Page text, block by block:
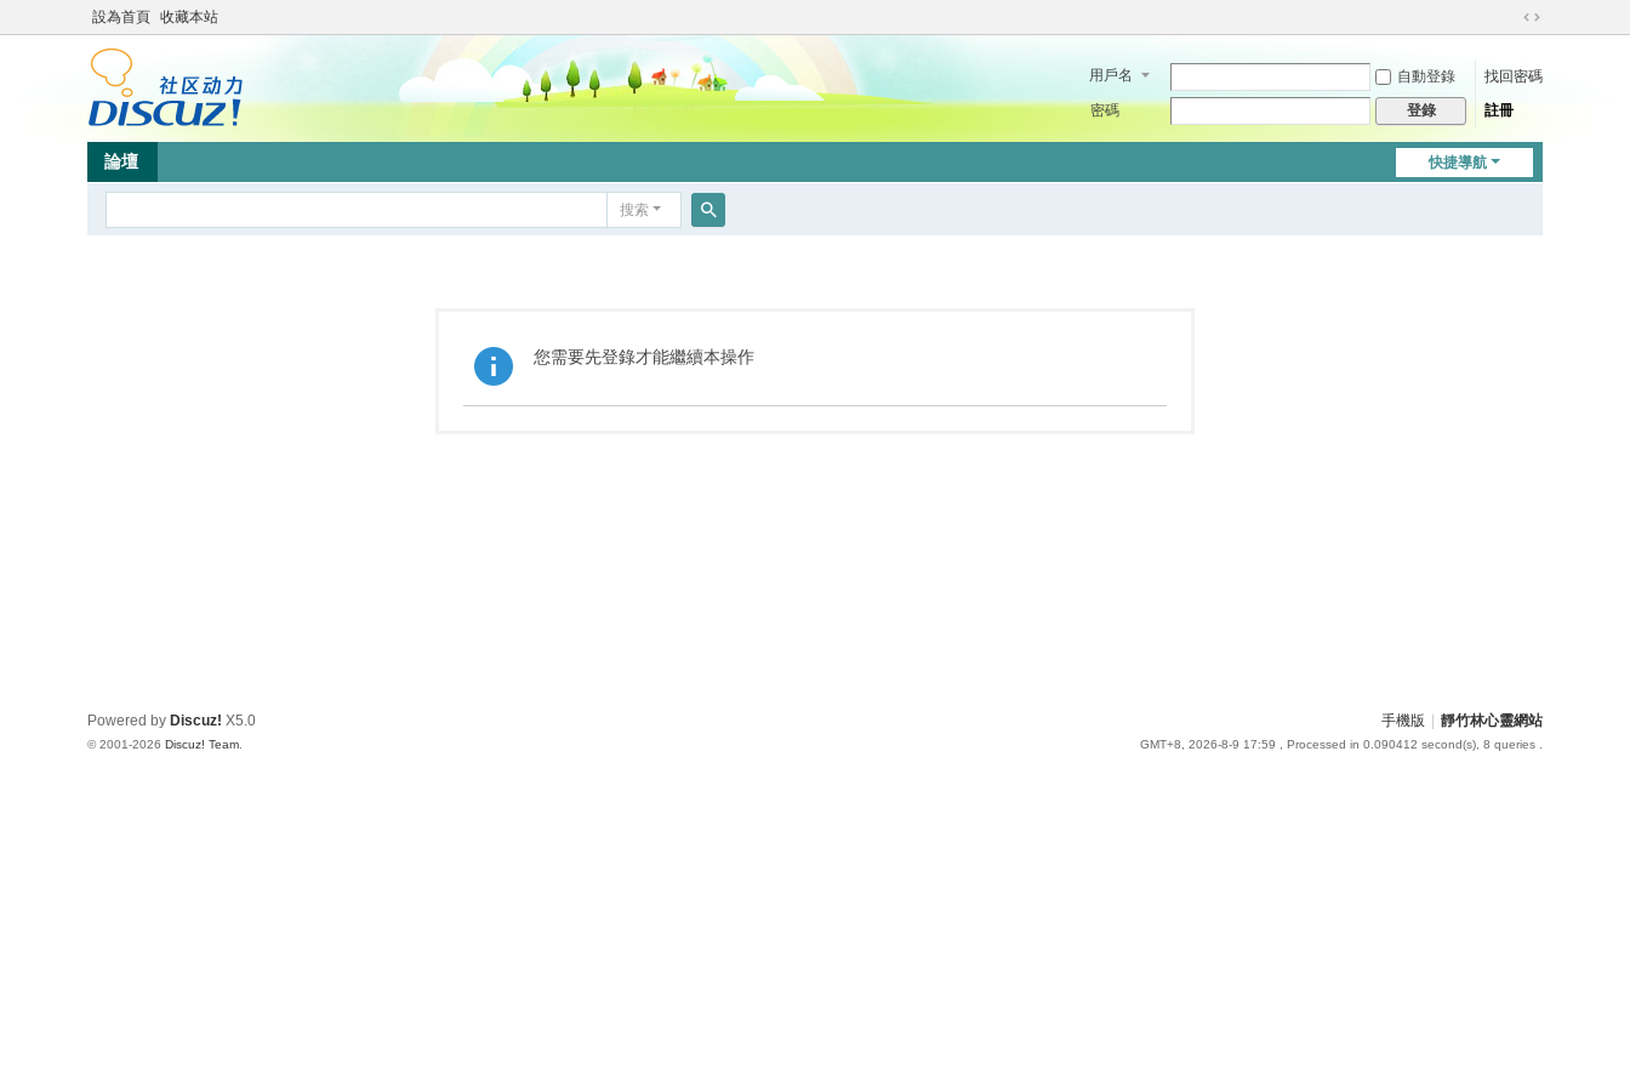
設為首頁 收藏本站
切
到
用戶名 自動登錄
找回密碼
密碼
登錄 註冊
快捷導航
論壇
搜索
您需要先登錄才能繼續本操作
手機版 靜竹林心靈網站
GMT+8, 2026-8-9 17:59 , Processed in 0.090412 second(s), 8 queries .
Powered by Discuz! X5.0
© 2001-2026 Discuz! Team